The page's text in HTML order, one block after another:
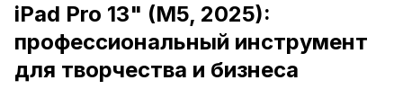
iPad Pro 13" (M5, 2025):
профессиональный инструмент
для творчества и бизнеса